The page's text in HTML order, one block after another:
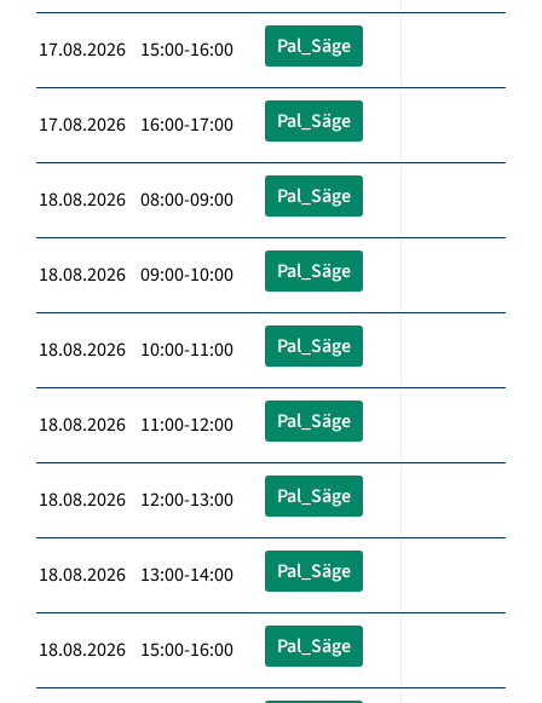
17.08.2026 15:00-16:00 Pal_Säge
17.08.2026 16:00-17:00 Pal_Säge
18.08.2026 08:00-09:00 Pal_Säge
18.08.2026 09:00-10:00 Pal_Säge
18.08.2026 10:00-11:00 Pal_Säge
18.08.2026 11:00-12:00 Pal_Säge
18.08.2026 12:00-13:00 Pal_Säge
18.08.2026 13:00-14:00 Pal_Säge
18.08.2026 15:00-16:00 Pal_Säge